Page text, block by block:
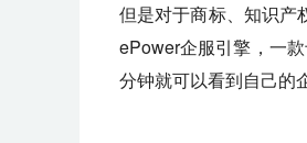
但是对于商标、知识产
ePower企服引擎，一
分钟就可以看到自己的